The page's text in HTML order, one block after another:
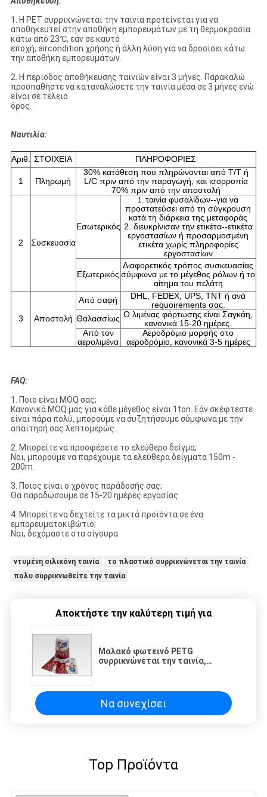
1. Η PET συρρικνώνεται την ταινία προτείνεται για να
αποθηκευτεί στην αποθήκη εμπορευμάτων με τη θερμοκρασία
κάτω από 23℃, εάν σε καυτό
εποχή, aircondition χρήσης ή άλλη λύση για να δροσίσει κάτω
την αποθήκη εμπορευμάτων.
2. Η περίοδος αποθήκευσης ταινιών είναι 3 μήνες. Παρακαλώ
προσπαθήστε να καταναλώσετε την ταινία μέσα σε 3 μήνες ενώ
είναι σε τέλειο
όρος.
Ναυτιλία:
Αριθ. ΣΤΟΙΧΕΙΑ ΠΛΗΡΟΦΟΡΙΕΣ
1 Πληρωμή
30% κατάθεση που πληρώνονται από T/T ή
L/C πριν από την παραγωγή, και ισορροπία
70% πριν από την αποστολή
2 Συσκευασία
Εσωτερικός
1.ταινία φυσαλίδων--για να
προστατεύσει από τη σύγκρουση
κατά τη διάρκεια της μεταφοράς
2. διευκρίνισαν την ετικέτα--ετικέτα
εργοστασίων ή προσαρμοσμένη
ετικέτα χωρίς πληροφορίες
εργοστασίων
Εξωτερικός
Διαφορετικός τρόπος συσκευασίας
σύμφωνα με το μέγεθος ρόλων ή το
αίτημα του πελάτη
3 Αποστολή
Από σαφή
DHL, FEDEX, UPS, TNT ή ανά
requoirements σας.
Θαλασσίως Ο λιμένας φόρτωσης είναι Σαγκάη,
κανονικά 15-20 ημέρες.
Από τον
αερολιμένα
Αεροδρόμιο μορφής στο
αεροδρόμιο, κανονικά 3-5 ημέρες
FAQ:
1. Ποιο είναι MOQ σας;
Κανονικά MOQ μας για κάθε μέγεθος είναι 1ton. Εάν σκέφτεστε
είναι πάρα πολύ, μπορούμε να συζητήσουμε σύμφωνα με την
απαίτησή σας λεπτομερώς.
2. Μπορείτε να προσφέρετε το ελεύθερο δείγμα;
Ναι, μπορούμε να παρέχουμε τα ελεύθερα δείγματα 150m -
200m.
3. Ποιος είναι ο χρόνος παράδοσής σας;
Θα παραδώσουμε σε 15-20 ημέρες εργασίας.
4. Μπορείτε να δεχτείτε τα μικτά προϊόντα σε ένα
εμπορευματοκιβώτιο;
Ναι, δεχόμαστε στα σίγουρα.
ντυμένη σιλικόνη ταινία
το πλαστικό συρρικνώνεται την ταινία
πολυ συρρικνωθείτε την ταινία
Αποκτήστε την καλύτερη τιμή για
Μαλακό φωτεινό PETG
συρρικνώνεται την ταινία,
Να συνεχίσει
Top Προϊόντα